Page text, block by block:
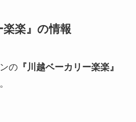
楽楽』の情報
の『川越ベーカリー楽楽』